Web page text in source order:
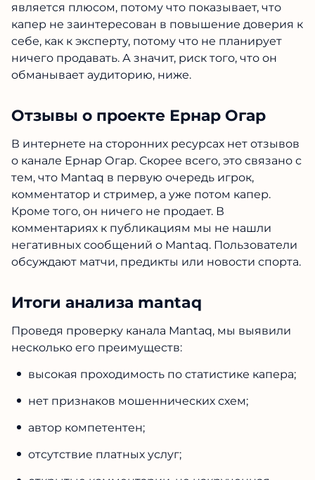
является плюсом, потому что показывает, что
капер не заинтересован в повышение доверия к
себе, как к эксперту, потому что не планирует
ничего продавать. А значит, риск того, что он
обманывает аудиторию, ниже.
Отзывы о проекте Ернар Огар
В интернете на сторонних ресурсах нет отзывов
о канале Ернар Огар. Скорее всего, это связано с
тем, что Mantaq в первую очередь игрок,
комментатор и стример, а уже потом капер.
Кроме того, он ничего не продает. В
комментариях к публикациям мы не нашли
негативных сообщений о Mantaq. Пользователи
обсуждают матчи, предикты или новости спорта.
Итоги анализа mantaq
Проведя проверку канала Mantaq, мы выявили
несколько его преимуществ:
высокая проходимость по статистике капера;
нет признаков мошеннических схем;
автор компетентен;
отсутствие платных услуг;